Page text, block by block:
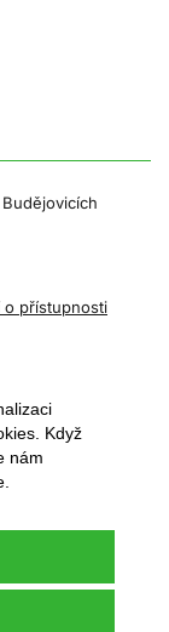
o přístupnosti
Když
nám